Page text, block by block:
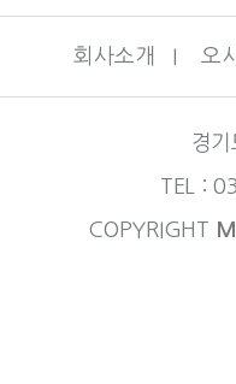
회사소개 I 오
경
TEL :
COPYRIGHT